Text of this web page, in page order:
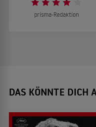
prisma-Redaktion
DAS KÖNNTE DICH